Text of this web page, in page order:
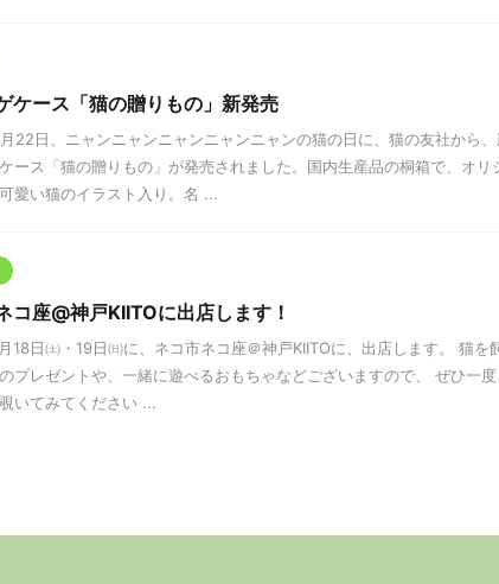
ケース「猫の贈りもの」新発売
22日、ニャンニャンニャンニャンニャンの猫の日に、猫の友社から、
ース「猫の贈りもの」が発売されました。国内生産品の桐箱で、オリ
愛い猫のイラスト入り。名 ...
コ座@神戸KIITOに出店します！
18日㈯・19日㈰に、ネコ市ネコ座＠神戸KIITOに、出店します。 猫を
プレゼントや、一緒に遊べるおもちゃなどございますので、 ぜひ一度
いてみてください ...